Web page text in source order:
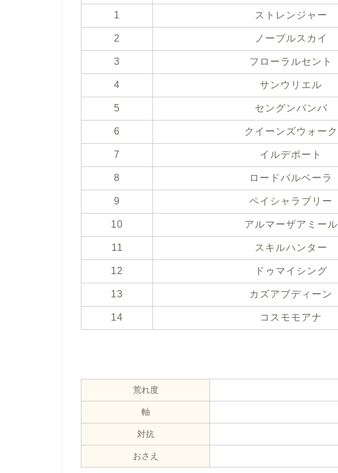
1 ストレンジャー
2 ノーブルスカイ
3 フローラルセント
4 サンウリエル
5 セングンバンバ
6 クイーンズウォーク
7 イルデポート
8 ロードバルベーラ
9 ペイシャラブリー
10 アルマーザアミール
11 スキルハンター
12 ドゥマイシング
13 カズアブディーン
14 コスモモアナ
荒れ度
軸
対抗
おさえ